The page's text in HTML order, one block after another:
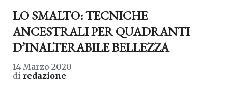
LO SMALTO: TECNICHE
ANCESTRALI PER QUADRANTI
D’INALTERABILE BELLEZZA
14 Marzo 2020
di redazione